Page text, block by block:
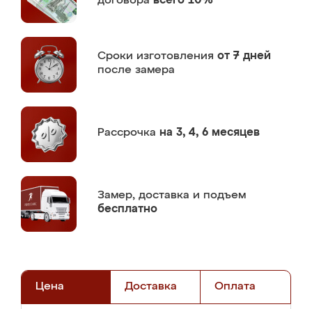
Сроки изготовления от 7 дней
после замера
Рассрочка на 3, 4, 6 месяцев
Замер, доставка и подъем
бесплатно
Цена Доставка Оплата